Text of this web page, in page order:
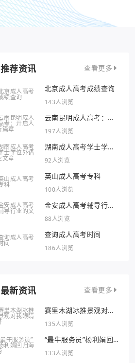
推荐资讯 查看更多
北京成人高考成绩查询
143人浏览
云南昆明成人高考：开
启人生新篇章
197人浏览
湖南成人高考学士学位
外语行业文章
92人浏览
英山成人高考专科
100人浏览
金安成人高考辅导行业
的文章
88人浏览
查询成人高考时间
186人浏览
最新资讯 查看更多
赛里木湖冰推景观对我
眼睛很好
135人浏览
“最牛服务员”杨利娟回
归海底捞
133人浏览